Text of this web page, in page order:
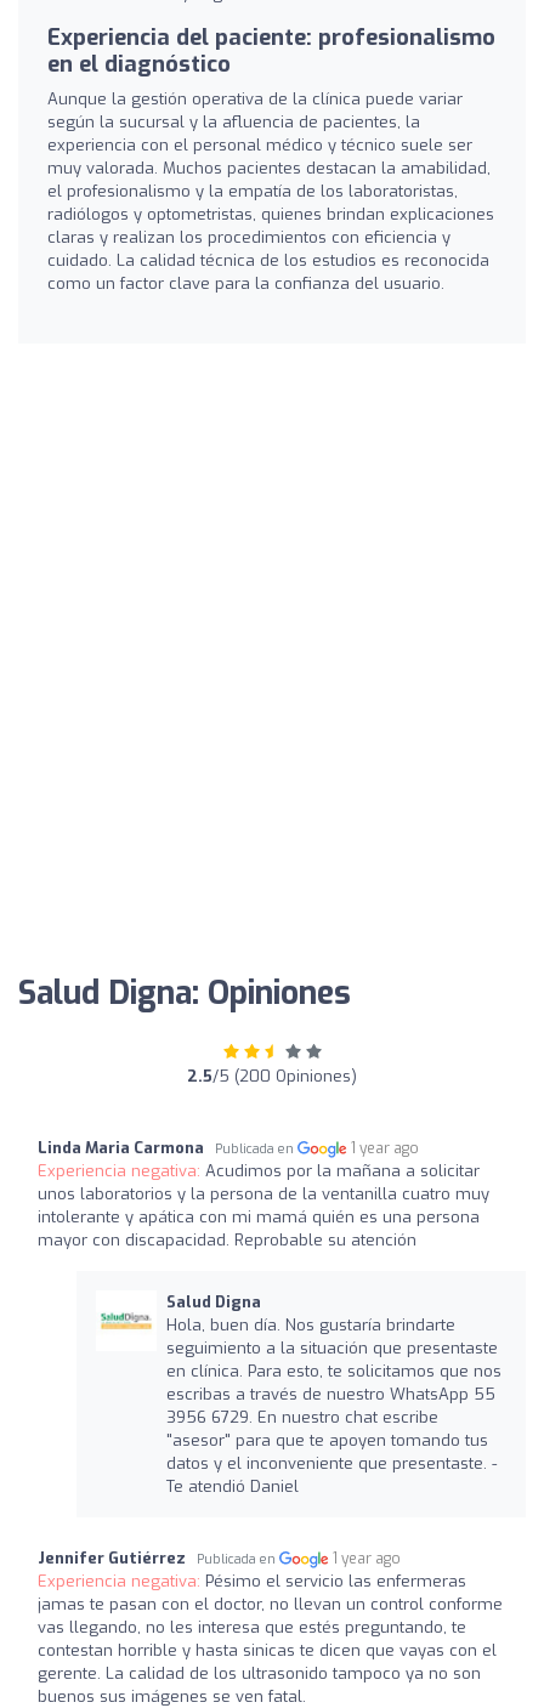
Experiencia del paciente: profesionalismo
en el diagnóstico
Aunque la gestión operativa de la clínica puede variar
según la sucursal y la afluencia de pacientes, la
experiencia con el personal médico y técnico suele ser
muy valorada. Muchos pacientes destacan la amabilidad,
el profesionalismo y la empatía de los laboratoristas,
radiólogos y optometristas, quienes brindan explicaciones
claras y realizan los procedimientos con eficiencia y
cuidado. La calidad técnica de los estudios es reconocida
como un factor clave para la confianza del usuario.
Salud Digna: Opiniones
2.5/5 (200 Opiniones)
Linda Maria Carmona Publicada en 1 year ago
Experiencia negativa: Acudimos por la mañana a solicitar
unos laboratorios y la persona de la ventanilla cuatro muy
intolerante y apática con mi mamá quién es una persona
mayor con discapacidad. Reprobable su atención
Salud Digna
Hola, buen día. Nos gustaría brindarte
seguimiento a la situación que presentaste
en clínica. Para esto, te solicitamos que nos
escribas a través de nuestro WhatsApp 55
3956 6729. En nuestro chat escribe
"asesor" para que te apoyen tomando tus
datos y el inconveniente que presentaste. -
Te atendió Daniel
Jennifer Gutiérrez Publicada en 1 year ago
Experiencia negativa: Pésimo el servicio las enfermeras
jamas te pasan con el doctor, no llevan un control conforme
vas llegando, no les interesa que estés preguntando, te
contestan horrible y hasta sinicas te dicen que vayas con el
gerente. La calidad de los ultrasonido tampoco ya no son
buenos sus imágenes se ven fatal.